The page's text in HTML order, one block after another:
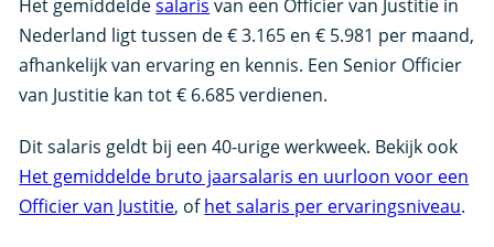
Het gemiddeldesalaris van een Officier van Justitie in
Nederland ligt tussen de € 3.165 en € 5.981 per maand,
afhankelijk van ervaring en kennis. Een Senior Officier
van Justitie kan tot € 6.685 verdienen.
Dit salaris geldt bij een 40-urige werkweek. Bekijk ook
Het gemiddelde bruto jaarsalaris en uurloon voor een
Officier van Justitie, ofhet salaris per ervaringsniveau.